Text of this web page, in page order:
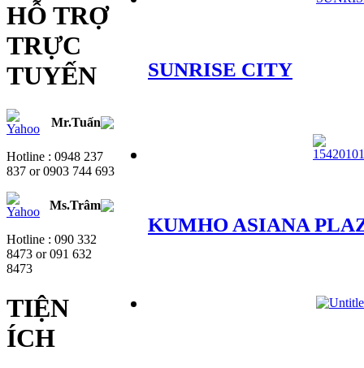
HỖ TRỢ
TRỰC
TUYẾN
Mr.Tuấn
Hotline : 0948 237
837 or 0903 744 693
Ms.Trâm
Hotline : 090 332
8473 or 091 632
8473
TIỆN
ÍCH
SUNRISE CITY
KUMHO ASIANA